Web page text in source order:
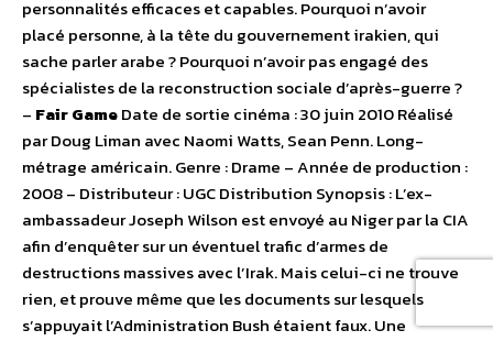
personnalités efficaces et capables. Pourquoi n’avoir
placé personne, à la tête du gouvernement irakien, qui
sache parler arabe ? Pourquoi n’avoir pas engagé des
spécialistes de la reconstruction sociale d’après-guerre ?
– Fair GameDate de sortie cinéma : 30 juin 2010 Réalisé
par Doug Liman avec Naomi Watts, Sean Penn. Long-
métrage américain. Genre : Drame – Année de production :
2008 – Distributeur : UGC Distribution Synopsis : L’ex-
ambassadeur Joseph Wilson est envoyé au Niger par la CIA
afin d’enquêter sur un éventuel trafic d’armes de
destructions massives avec l’Irak. Mais celui-ci ne trouve
rien, et prouve même que les documents sur lesquels
s’appuyait l’Administration Bush étaient faux. Une